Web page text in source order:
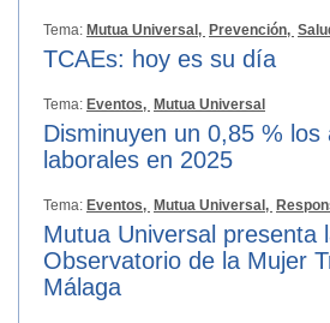
Tema: Mutua Universal, Prevención,
TCAEs: hoy es su día
Tema: Eventos, Mutua Universal
Disminuyen un 0,85 % los
laborales en 2025
Tema: Eventos, Mutua Universal,
Mutua Universal presenta
Observatorio de la Mujer
Málaga